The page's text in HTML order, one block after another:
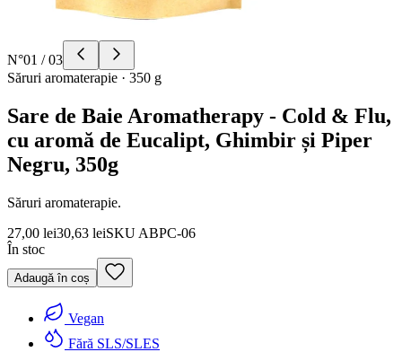
N°01 /03
Săruri aromaterapie · 350 g
Sare de Baie Aromatherapy - Cold & Flu,
cu aromă de Eucalipt, Ghimbir și Piper
Negru, 350g
Săruri aromaterapie.
27,00 lei30,63 leiSKU ABPC-06
În stoc
Adaugă în coș
Vegan
Fără SLS/SLES